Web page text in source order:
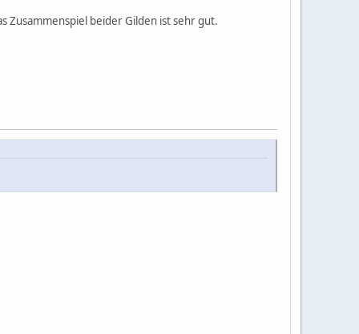
Zusammenspiel beider Gilden ist sehr gut.